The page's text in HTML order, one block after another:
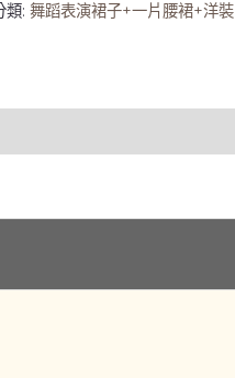
類:舞蹈表演裙子+一片腰裙+洋裝